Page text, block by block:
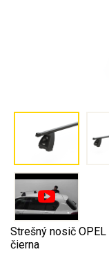
Strešný nosič
čierna